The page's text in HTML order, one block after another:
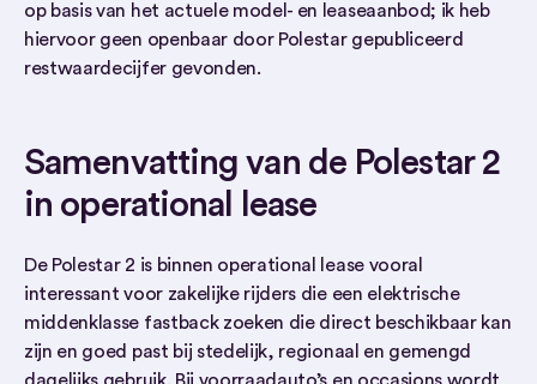
op basis van het actuele model- en leaseaanbod; ik heb
hiervoor geen openbaar door Polestar gepubliceerd
restwaardecijfer gevonden.
Samenvatting van de Polestar 2
in operational lease
De Polestar 2 is binnen operational lease vooral
interessant voor zakelijke rijders die een elektrische
middenklasse fastback zoeken die direct beschikbaar kan
zijn en goed past bij stedelijk, regionaal en gemengd